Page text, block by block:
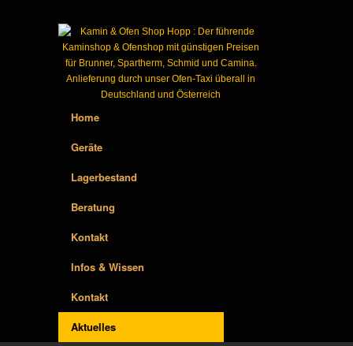
Home
Geräte
Lagerbestand
Beratung
Kontakt
Infos & Wissen
Kontakt
Aktuelles